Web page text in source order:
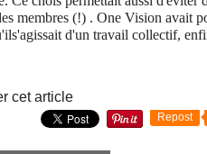
membres (!) . One Vision avait
d'un travail collectif,
cet article
Repost